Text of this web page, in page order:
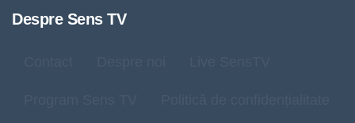
Despre Sens TV